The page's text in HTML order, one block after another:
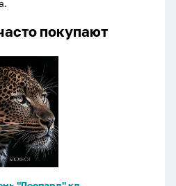
покупают